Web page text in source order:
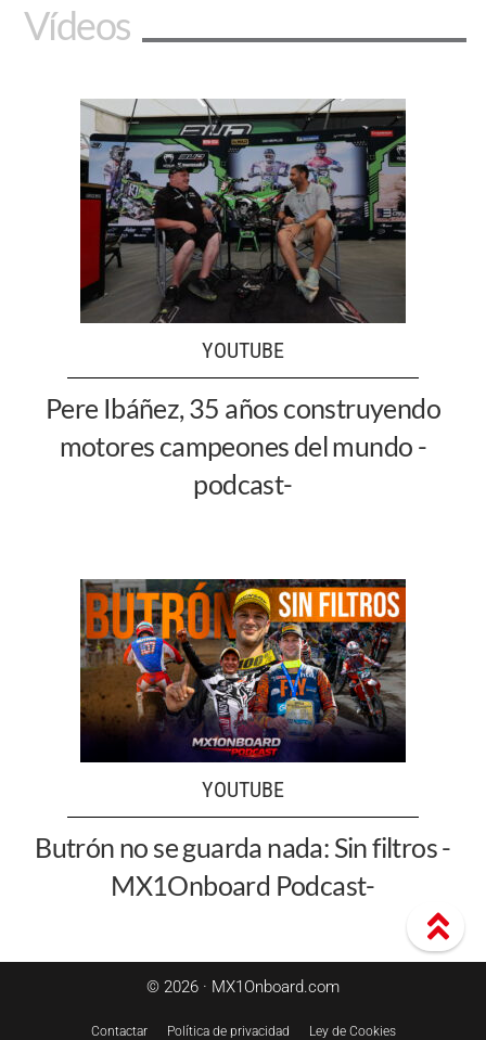
Vídeos
YOUTUBE
Pere Ibáñez, 35 años construyendo
motores campeones del mundo -
podcast-
YOUTUBE
Butrón no se guarda nada: Sin filtros -
MX1Onboard Podcast-
© 2026 · MX1Onboard.com
Contactar Política de privacidad Ley de Cookies